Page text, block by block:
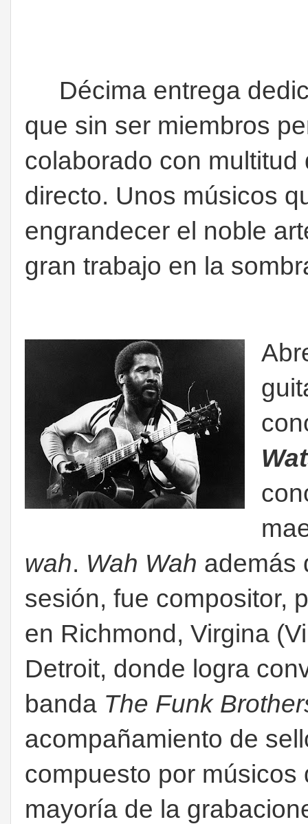
Décima entrega
que sin ser miembros
colaborado con
directo. Unos músicos
engrandecer el noble
gran trabajo en la
wah. Wah Wah además
sesión, fue compositor,
en Richmond, Virgina
Detroit, donde logra
banda The Funk
acompañamiento de
compuesto por
mayoría de la